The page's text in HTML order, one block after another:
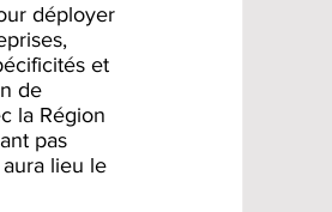
déployer
et
de
la Région
pas
lieu le